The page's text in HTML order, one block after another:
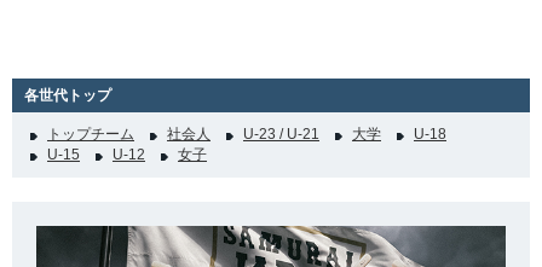
各世代トップ
トップチーム 社会人 U-23 / U-21 大学
U-18
U-15
U-12 女子